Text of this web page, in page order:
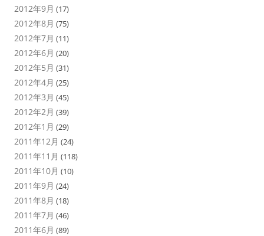
2012年9月 (17)
2012年8月 (75)
2012年7月 (11)
2012年6月 (20)
2012年5月 (31)
2012年4月 (25)
2012年3月 (45)
2012年2月 (39)
2012年1月 (29)
2011年12月 (24)
2011年11月 (118)
2011年10月 (10)
2011年9月 (24)
2011年8月 (18)
2011年7月 (46)
2011年6月 (89)